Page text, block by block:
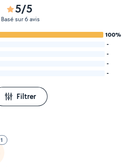
5/5
Basé sur 6 avis
100%
-
-
-
-
Filtrer
1